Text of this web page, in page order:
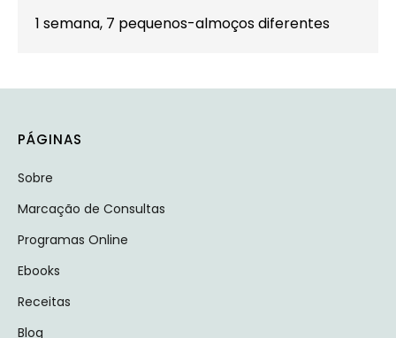
1 semana, 7 pequenos-almoços diferentes
PÁGINAS
Sobre
Marcação de Consultas
Programas Online
Ebooks
Receitas
Blog